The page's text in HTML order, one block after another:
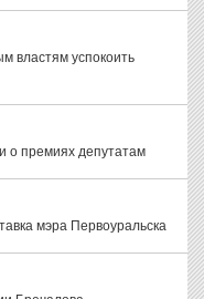
властям успокоить
о премиях депутатам
мэра Первоуральска